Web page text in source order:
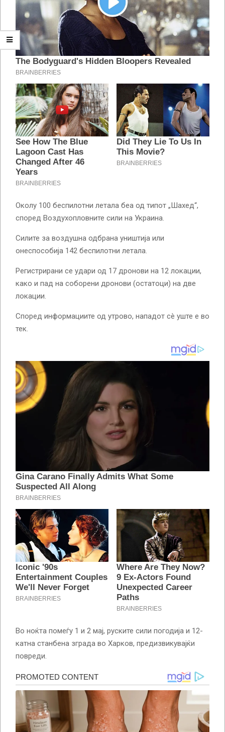
Околу 100 беспилотни летала беа од типот „Шахед“,
според Воздухопловните сили на Украина.
Силите за воздушна одбрана уништија или
онеспособија 142 беспилотни летала.
Регистрирани се удари од 17 дронови на 12 локации,
како и пад на соборени дронови (остатоци) на две
локации.
Според информациите од утрово, нападот сè уште е во
тек.
Во ноќта помеѓу 1 и 2 мај, руските сили погодија и 12-
катна станбена зграда во Харков, предизвикувајќи
повреди.